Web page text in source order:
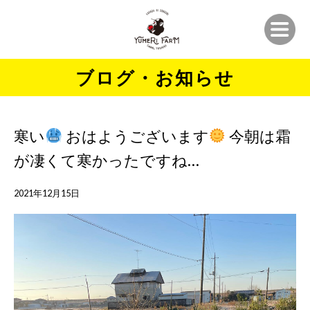
ブログ・お知らせ
寒い おはようございます
今朝は霜
が凄くて寒かったですね…
2021年12月15日